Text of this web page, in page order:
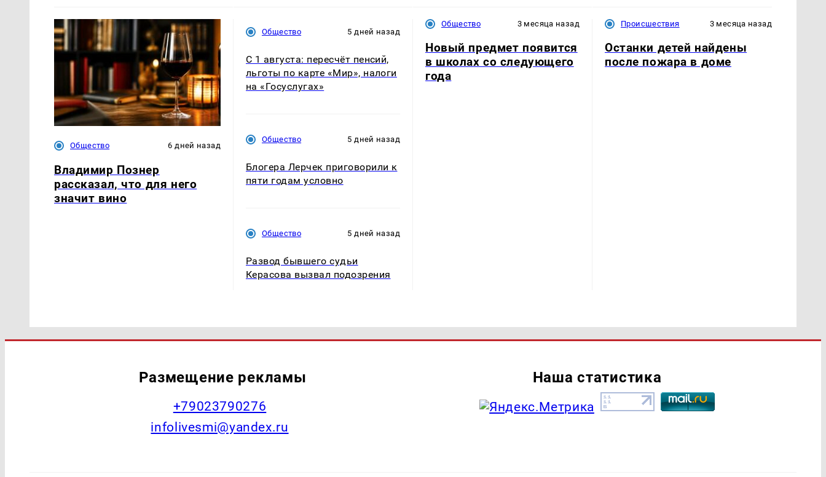
Общество 6 дней назад
Владимир Познер
рассказал, что для него
значит вино
Общество 5 дней назад
С 1 августа: пересчёт пенсий,
льготы по карте «Мир», налоги
на «Госуслугах»
Общество 5 дней назад
Блогера Лерчек приговорили к
пяти годам условно
Общество 5 дней назад
Развод бывшего судьи
Керасова вызвал подозрения
Общество 3 месяца назад
Новый предмет появится
в школах со следующего
года
Происшествия 3 месяца назад
Останки детей найдены
после пожара в доме
Размещение рекламы
+79023790276
infolivesmi@yandex.ru
Наша статистика